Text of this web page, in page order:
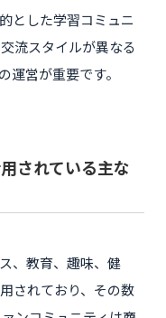
とした学習コミュニ
流スタイルが異なる
運営が重要です。
されている主な
、教育、趣味、健
されており、その数